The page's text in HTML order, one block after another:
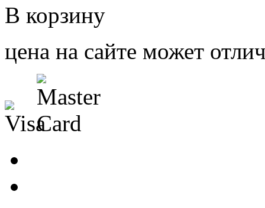
В корзину
цена на сайте может